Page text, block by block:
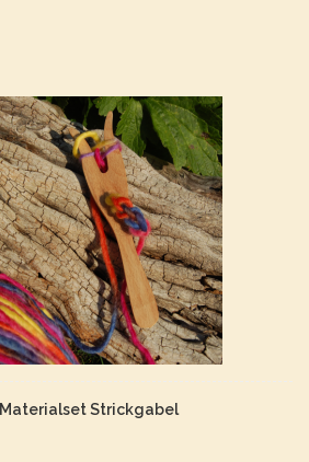
Materialset Strickgabel